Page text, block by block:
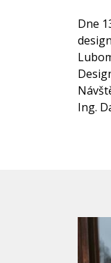
Dne
Ing.